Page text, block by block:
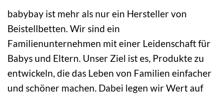
babybay ist mehr als nur ein Hersteller von
Beistellbetten. Wir sind ein
Familienunternehmen mit einer Leidenschaft für
Babys und Eltern. Unser Ziel ist es, Produkte zu
entwickeln, die das Leben von Familien einfacher
und schöner machen. Dabei legen wir Wert auf